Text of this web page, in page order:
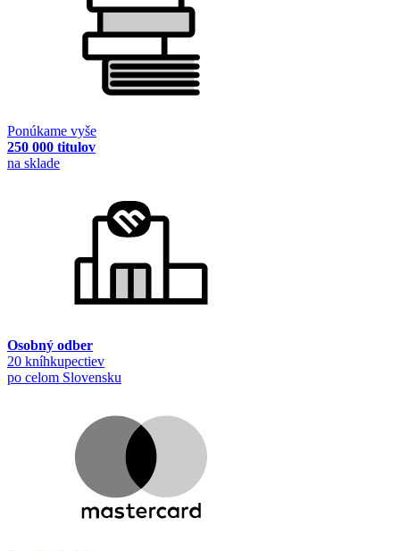
Ponúkame vyše
250 000 titulov
na sklade
Osobný odber
20 kníhkupectiev
po celom Slovensku